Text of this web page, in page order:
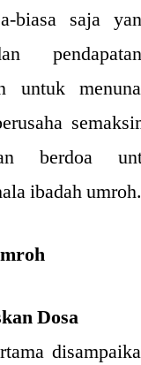
biasa saja
untuk
berdoa
ibadah umroh.
Dosa